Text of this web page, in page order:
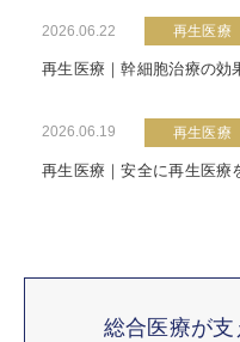
2026.06.22 再生医療
再生医療｜幹細胞治療の
2026.06.19 再生医療
再生医療｜安全に再生医療
総合医療が